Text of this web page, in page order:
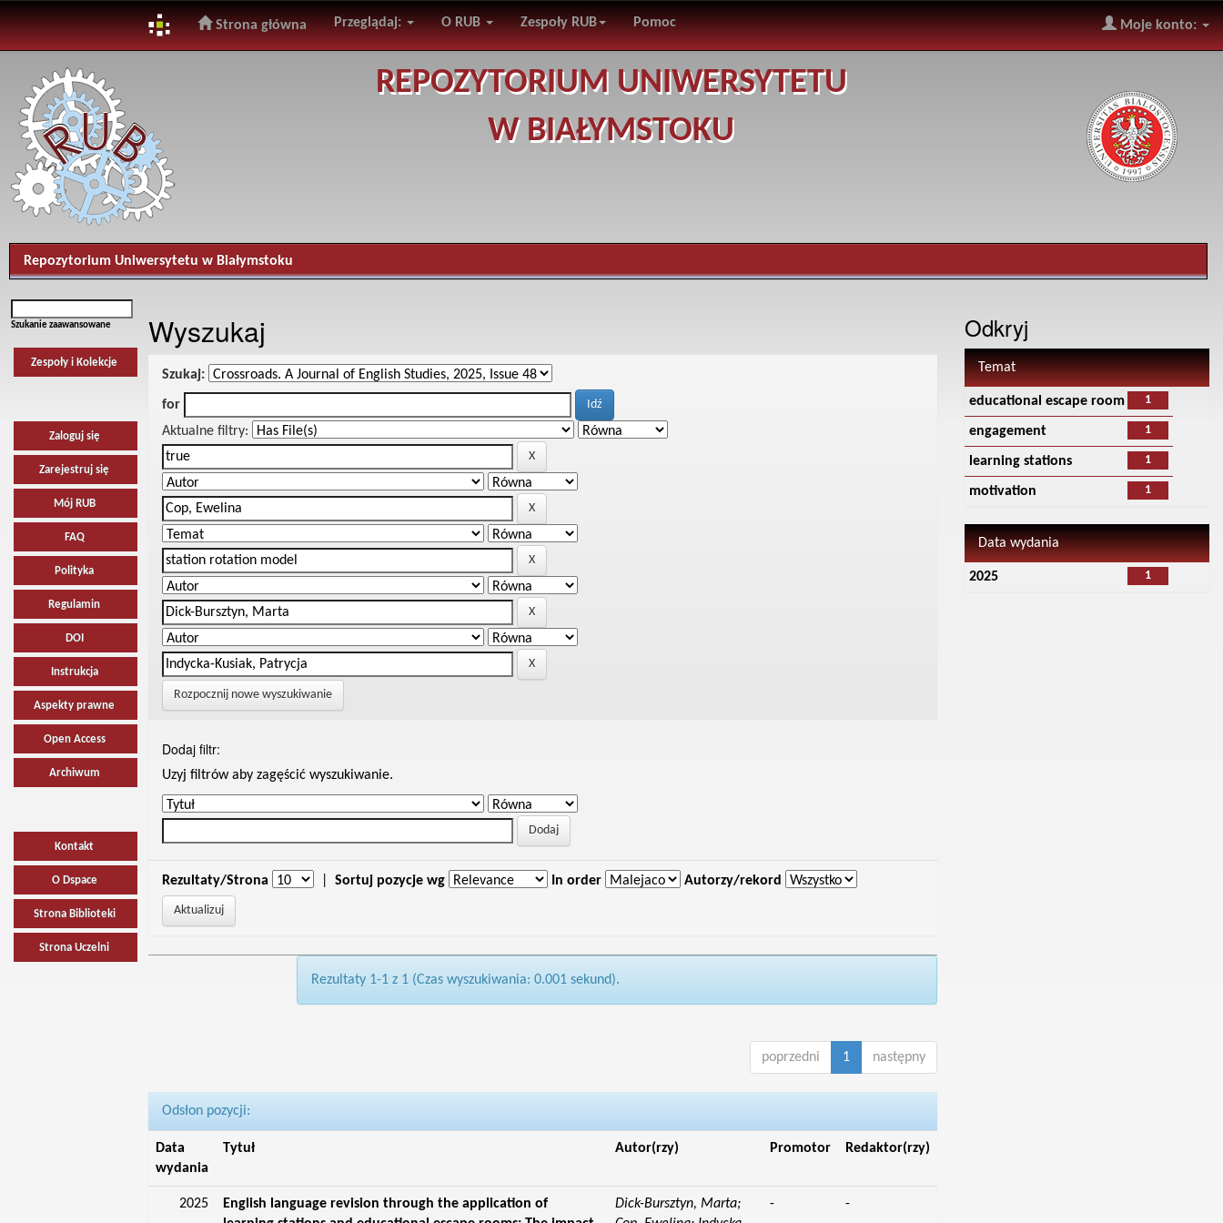
navigation
Strona główna Przeglądaj: O RUB Zespoły RUB Pomoc Moje konto:
REPOZYTORIUM UNIWERSYTETU
W BIAŁYMSTOKU
Repozytorium Uniwersytetu w Białymstoku
Szukanie zaawansowane
Zespoły i Kolekcje
Zaloguj się
Zarejestruj się
Mój RUB
FAQ
Polityka
Regulamin
DOI
Instrukcja
Aspekty prawne
Open Access
Archiwum
Kontakt
O Dspace
Strona Biblioteki
Strona Uczelni
Wyszukaj
Szukaj:
for
Aktualne filtry:
Rozpocznij nowe wyszukiwanie
Dodaj filtr:
Uzyj filtrów aby zagęścić wyszukiwanie.
Rezultaty/Strona Sortuj pozycje wg In order Autorzy/rekord
Rezultaty 1-1 z 1 (Czas wyszukiwania: 0.001 sekund).
poprzedni 1 następny
Odsłon pozycji:
Data
wydania
Tytuł Autor(rzy) Promotor Redaktor(rzy)
2025
English language revision through the application of
Dick-Bursztyn, Marta;
- -
Odkryj
Temat
1
educational escape room
1
engagement
1
learning stations
1
motivation
Data wydania
1
2025